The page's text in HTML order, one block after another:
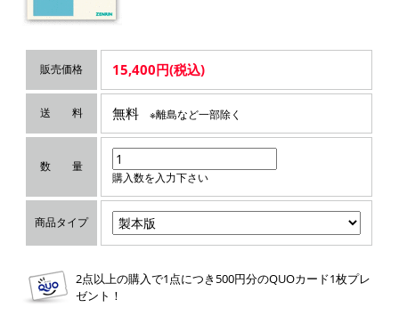
販売価格 15,400円(税込)
送 料 無料 ※離島など一部除く
数 量
購入数を入力下さい
商品タイプ
2点以上の購入で1点につき500円分のQUOカード1枚プレ
ゼント！